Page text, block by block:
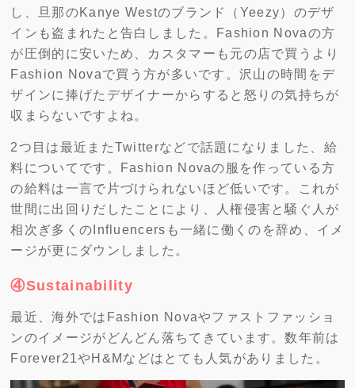
し、旦那のKanye Westのブランド（Yeezy）のデザ
インも盗まれたと告白しました。Fashion Novaの方
が圧倒的に安いため、カスタマーも元の店で買うより
Fashion Novaで買う方が多いです。沢山の時間をデ
ザインに捧げたデザイナーからすると怒りの気持ちが
収まらないですよね。
2つ目は最近またTwitterなどで話題になりました、給
料についてです。Fashion Novaの服を作っている方
の給料は一言で片づけられないほど低いです。これが
世間に出回りだしたことにより、人権侵害と騒ぐ人が
相次ぎ多くのInfluencersも一緒に働くのを辞め、イメ
ージが更にダウンしました。
④Sustainability
最近、海外ではFashion Novaやファストファッショ
ンのイメージがどんどん落ちてきています。数年前は
Forever21やH&Mなどはとても人気がありました。